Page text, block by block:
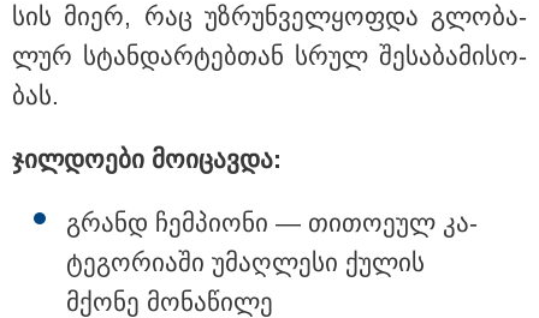
მნიშვნელოვანი ინფორმაცია
სის მიერ, რაც უზ­რუნ­ველ­ყოფ­და გლო­ბა­
ლურ სტან­დარ­ტებ­თან სრულ შე­სა­ბა­მი­სო­
ბას.
ჯილ­დო­ე­ბი მო­ი­ცავ­და:
გრანდ ჩემ­პი­ო­ნი — თი­თო­ე­ულ კა­
ტე­გო­რი­ა­ში უმაღ­ლე­სი ქუ­ლის
მქო­ნე მო­ნა­წი­ლე